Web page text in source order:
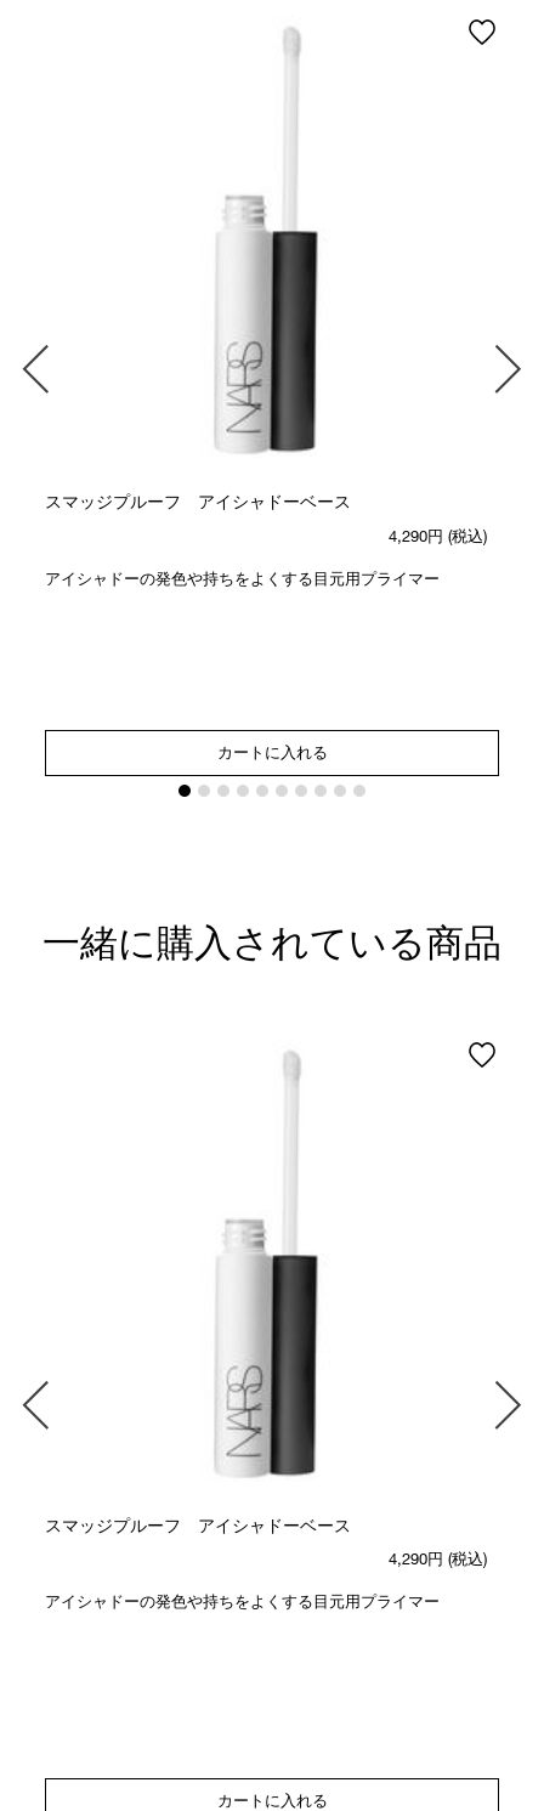
スマッジプルーフ アイシャドーベース
4,290円 (税込)
アイシャドーの発色や持ちをよくする目元用プライマー
カートに入れる
一緒に購入されている商品
スマッジプルーフ アイシャドーベース
4,290円 (税込)
アイシャドーの発色や持ちをよくする目元用プライマー
カートに入れる